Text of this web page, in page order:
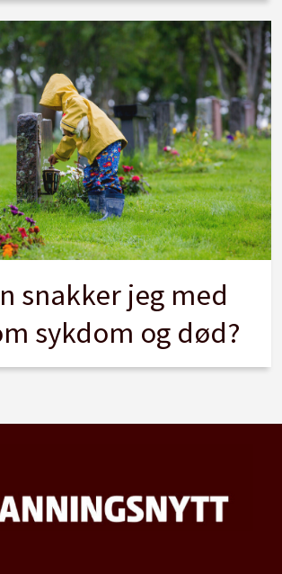
snakker jeg med
sykdom og død?